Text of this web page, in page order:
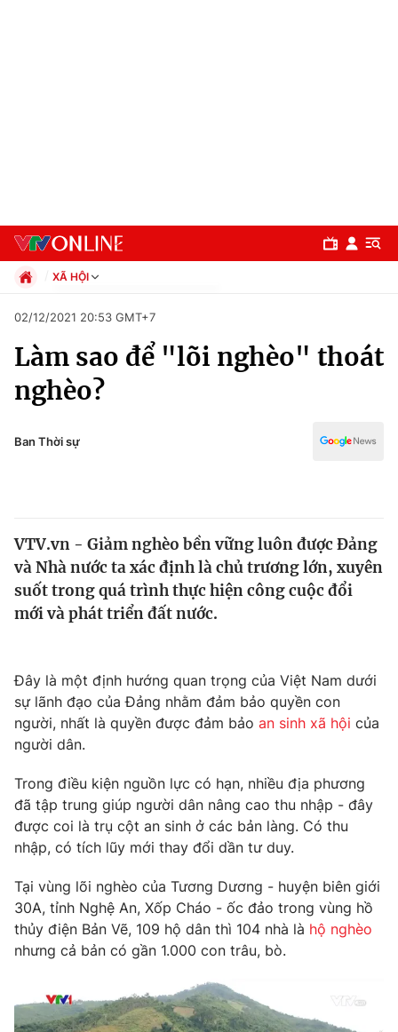
Chuyên mục
Chính trị
Y tế
Thế giới
Thế giới đó đây
Câu chuyện quốc tế
Tài chính
Thị trường
Dữ liệu và đời sống
Phim VTV
Hậu trường
Khán giả
Giải sao mai
Giải trí
Điện ảnh
Âm nhạc
Sao
Du lịch
Làm đẹp
Giáo dục
Tuyển sinh
Học trực tuyến
Hitech Công nghệ tương lai
Giao lưu trực tuyến
XÃ HỘI
Xã hội
Pháp luật
Kinh tế
Thể thao
Văn hóa - Giải trí
Giáo dục
02/12/2021 20:53 GMT+7
Làm sao để "lõi nghèo" thoát
nghèo?
Ban Thời sự
VTV.vn - Giảm nghèo bền vững luôn được Đảng
và Nhà nước ta xác định là chủ trương lớn, xuyên
suốt trong quá trình thực hiện công cuộc đổi
mới và phát triển đất nước.
Đây là một định hướng quan trọng của Việt Nam dưới
sự lãnh đạo của Đảng nhằm đảm bảo quyền con
người, nhất là quyền được đảm bảo an sinh xã hội của
người dân.
Trong điều kiện nguồn lực có hạn, nhiều địa phương
đã tập trung giúp người dân nâng cao thu nhập - đây
được coi là trụ cột an sinh ở các bản làng. Có thu
nhập, có tích lũy mới thay đổi dần tư duy.
Tại vùng lõi nghèo của Tương Dương - huyện biên giới
30A, tỉnh Nghệ An, Xốp Cháo - ốc đảo trong vùng hồ
thủy điện Bản Vẽ, 109 hộ dân thì 104 nhà là hộ nghèo
nhưng cả bản có gần 1.000 con trâu, bò.